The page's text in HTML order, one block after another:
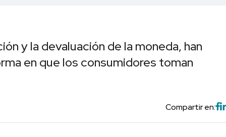
y la devaluación de la moneda, han
en que los consumidores toman
Compartir en: